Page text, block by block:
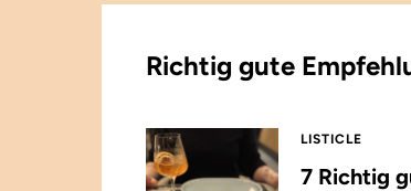
Richtig gute
LISTICLE
7 Richtig